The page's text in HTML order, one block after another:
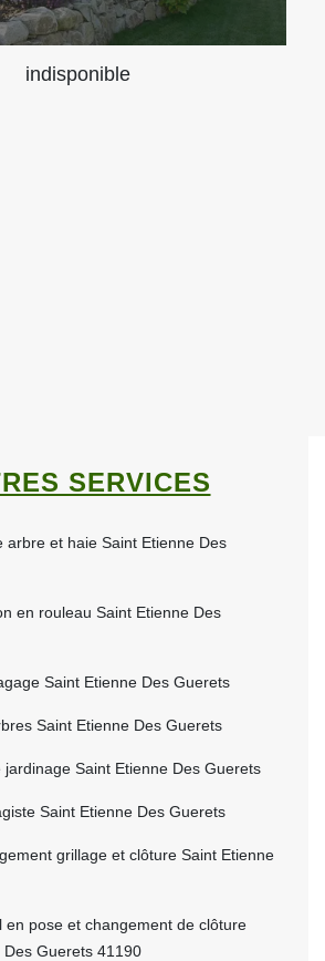
indisponible
SERVICES
arbre et haie Saint Etienne Des
en rouleau Saint Etienne Des
Saint Etienne Des Guerets
Saint Etienne Des Guerets
jardinage Saint Etienne Des Guerets
Saint Etienne Des Guerets
grillage et clôture Saint Etienne
en pose et changement de clôture
Des Guerets 41190